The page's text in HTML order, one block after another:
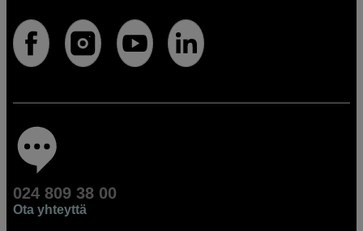
024 809 38 00
Ota yhteyttä